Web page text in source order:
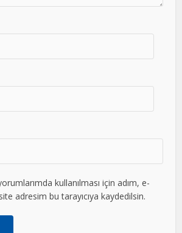
kullanılması için adım, e-
adresim bu tarayıcıya kaydedilsin.